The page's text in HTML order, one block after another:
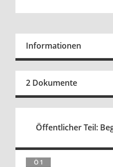
Informationen
2 Dokumente
Öffentlicher Teil:
Ö 1